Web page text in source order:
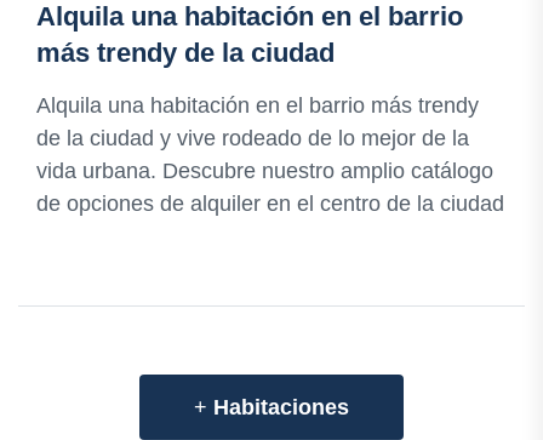
Alquila una habitación en el barrio
más trendy de la ciudad
Alquila una habitación en el barrio más trendy
de la ciudad y vive rodeado de lo mejor de la
vida urbana. Descubre nuestro amplio catálogo
de opciones de alquiler en el centro de la ciudad
+ Habitaciones